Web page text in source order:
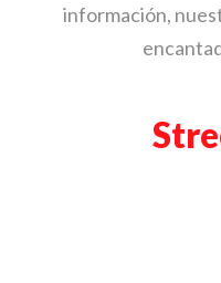
información,